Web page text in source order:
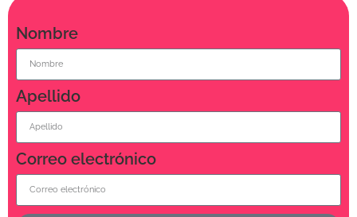
Nombre
Apellido
Correo electrónico